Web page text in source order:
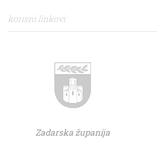
korisni linkovi
Zadarska županija